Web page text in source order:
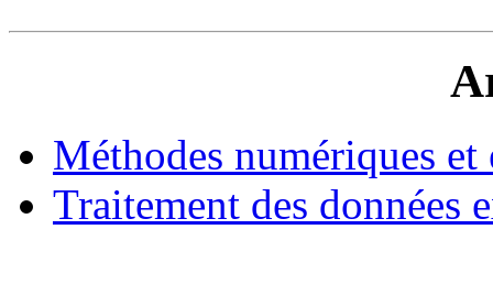
Méthodes numériques
Traitement des données